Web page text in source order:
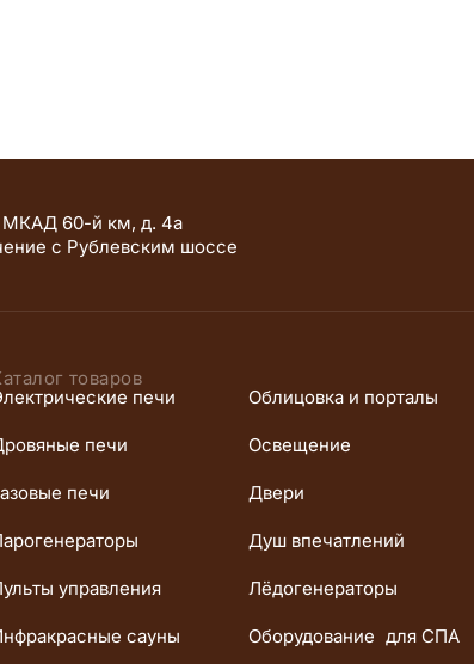
МКАД 60-й км, д. 4а
с Рублевским шоссе
товаров
печи
печи
печи
управления
сауны
Облицовка и порталы
Освещение
Двери
Душ впечатлений
Лёдогенераторы
Оборудование для СПА